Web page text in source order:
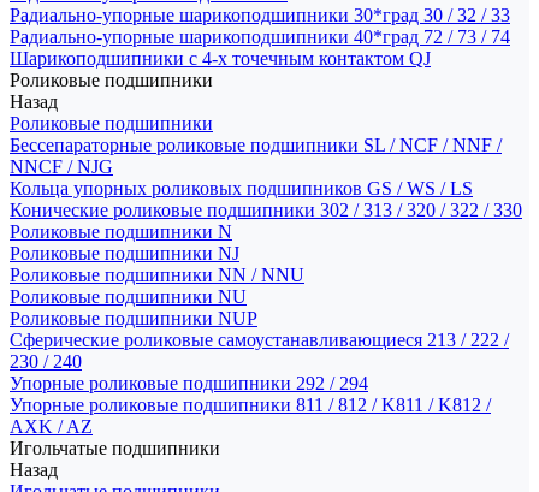
Радиально-упорные шарикоподшипники 30*град 30 / 32 / 33
Радиально-упорные шарикоподшипники 40*град 72 / 73 / 74
Шарикоподшипники с 4-х точечным контактом QJ
Роликовые подшипники
Назад
Роликовые подшипники
Бессепараторные роликовые подшипники SL / NCF / NNF /
NNCF / NJG
Кольца упорных роликовых подшипников GS / WS / LS
Конические роликовые подшипники 302 / 313 / 320 / 322 / 330
Роликовые подшипники N
Роликовые подшипники NJ
Роликовые подшипники NN / NNU
Роликовые подшипники NU
Роликовые подшипники NUP
Сферические роликовые самоустанавливающиеся 213 / 222 /
230 / 240
Упорные роликовые подшипники 292 / 294
Упорные роликовые подшипники 811 / 812 / K811 / K812 /
AXK / AZ
Игольчатые подшипники
Назад